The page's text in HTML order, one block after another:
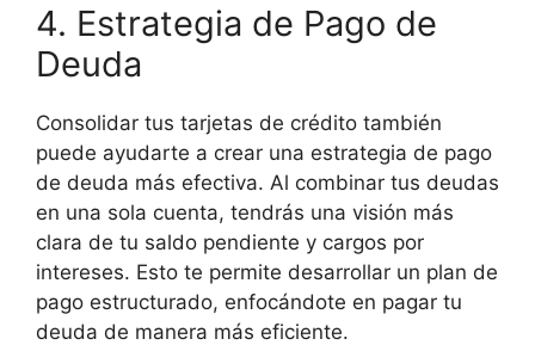
4. Estrategia de Pago de
Deuda
Consolidar tus tarjetas de crédito también
puede ayudarte a crear una estrategia de pago
de deuda más efectiva. Al combinar tus deudas
en una sola cuenta, tendrás una visión más
clara de tu saldo pendiente y cargos por
intereses. Esto te permite desarrollar un plan de
pago estructurado, enfocándote en pagar tu
deuda de manera más eficiente.